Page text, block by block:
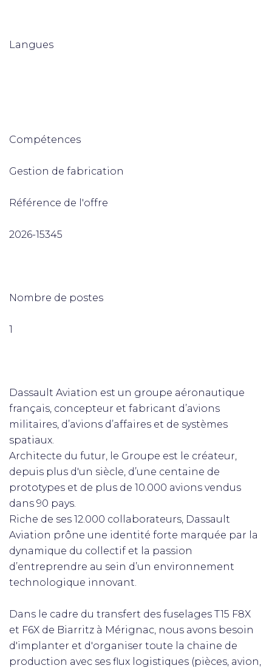
Langues
Compétences
Gestion de fabrication
Référence de l'offre
2026-15345
Nombre de postes
1
Dassault Aviation est un groupe aéronautique
français, concepteur et fabricant d’avions
militaires, d’avions d’affaires et de systèmes
spatiaux.
Architecte du futur, le Groupe est le créateur,
depuis plus d'un siècle, d’une centaine de
prototypes et de plus de 10.000 avions vendus
dans 90 pays.
Riche de ses 12.000 collaborateurs, Dassault
Aviation prône une identité forte marquée par la
dynamique du collectif et la passion
d’entreprendre au sein d’un environnement
technologique innovant.
Dans le cadre du transfert des fuselages T15 F8X
et F6X de Biarritz à Mérignac, nous avons besoin
d'implanter et d'organiser toute la chaine de
production avec ses flux logistiques (pièces, avion,